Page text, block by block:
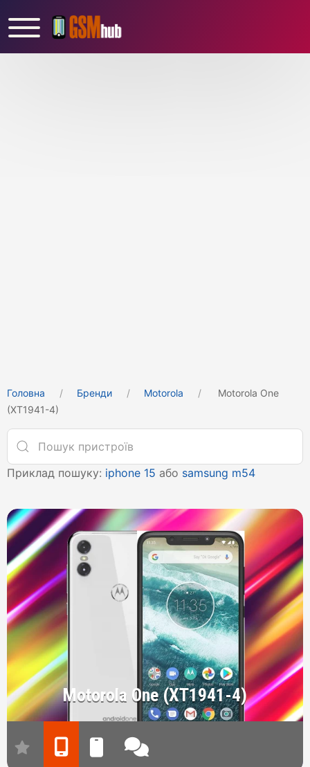
Головна Бренди Motorola
Motorola One
(XT1941-4)
Приклад пошуку: iphone 15 або samsung m54
Motorola One (XT1941-4)